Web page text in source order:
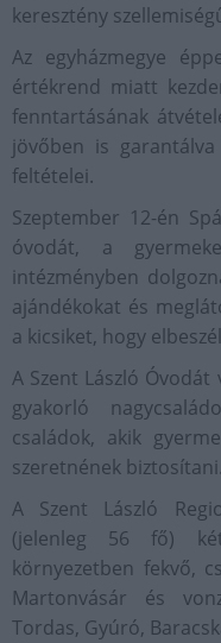
keresztény
Az egyházmegye
értékrend miatt
fenntartásának
jövőben is
feltételei.
Szeptember 12-én
óvodát, a
intézményben
ajándékokat és
a kicsiket, hogy
A Szent László
gyakorló
családok, akik
szeretnének biztosítani.
A Szent László
(jelenleg 56 fő)
környezetben fekvő,
Martonvásár és
Tordas, Gyúró,